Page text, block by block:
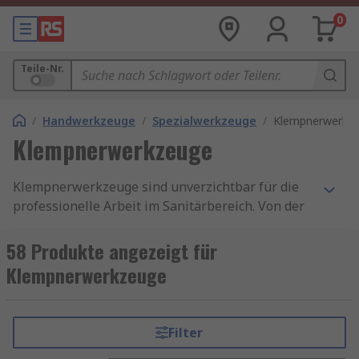
0
Teile-Nr.
/ Handwerkzeuge / Spezialwerkzeuge /
Klempnerwerkzeuge
Klempnerwerkzeuge sind unverzichtbar für die
professionelle Arbeit im Sanitärbereich. Von der
Reparatur von Sanitärsystemen – die Auswahl
des passenden Werkzeugs entscheidet oft über
den Erfolg eines Projekts.
Sanitärarbeiten erfordern Präzision, Kraft und
Know-how. Ohne die passenden Werkzeuge kann
58 Produkte angezeigt für
Klempnerwerkzeuge
Filter